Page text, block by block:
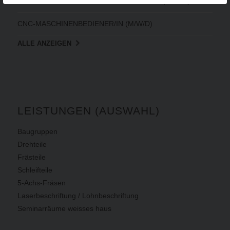
CNC-MASCHINENBEDIENER/IN (M/W/D)
ALLE ANZEIGEN
LEISTUNGEN (AUSWAHL)
Baugruppen
Drehteile
Frästeile
Schleifteile
5-Achs-Fräsen
Laserbeschriftung / Lohnbeschriftung
Seminarräume weisses haus